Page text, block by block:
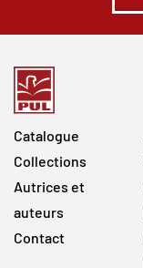
Catalogue
Collections
Autrices et
auteurs
Contact